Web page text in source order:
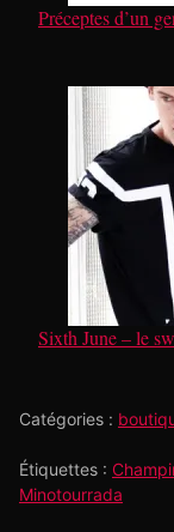
Préceptes d’un
Sixth June – le
Catégories :
Étiquettes :
Minotourrada